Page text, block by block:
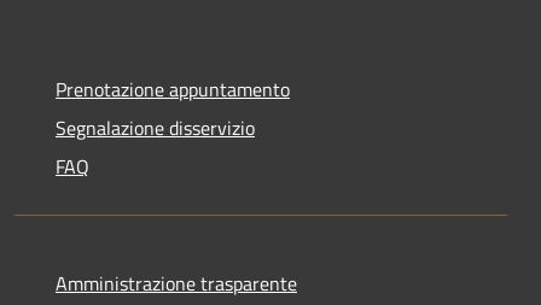
Prenotazione appuntamento
Segnalazione disservizio
FAQ
Amministrazione trasparente